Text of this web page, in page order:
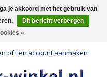
ofEen account aanmaken
je akkoord met het gebruik van
Dit bericht verbergen
»